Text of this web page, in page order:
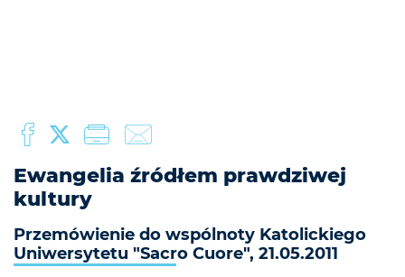
Ewangelia źródłem prawdziwej
kultury
Przemówienie do wspólnoty Katolickiego
Uniwersytetu "Sacro Cuore", 21.05.2011